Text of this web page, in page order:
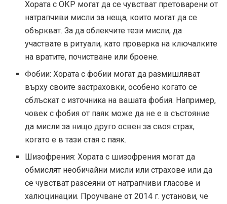
Хората с ОКР могат да се чувстват претоварени от
натрапчиви мисли за неща, които могат да се
объркват. За да облекчите тези мисли, да
участвате в ритуали, като проверка на ключалките
на вратите, почистване или броене.
Фобии: Хората с фобии могат да размишляват
върху своите застраховки, особено когато се
сблъскат с източника на вашата фобия. Например,
човек с фобия от паяк може да не е в състояние
да мисли за нищо друго освен за своя страх,
когато е в тази стая с паяк.
Шизофрения: Хората с шизофрения могат да
обмислят необичайни мисли или страхове или да
се чувстват разсеяни от натрапчиви гласове и
халюцинации. Проучване от 2014 г. установи, че